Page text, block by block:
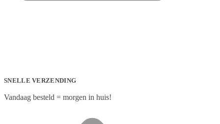
SNELLE VERZENDING
Vandaag besteld = morgen in huis!